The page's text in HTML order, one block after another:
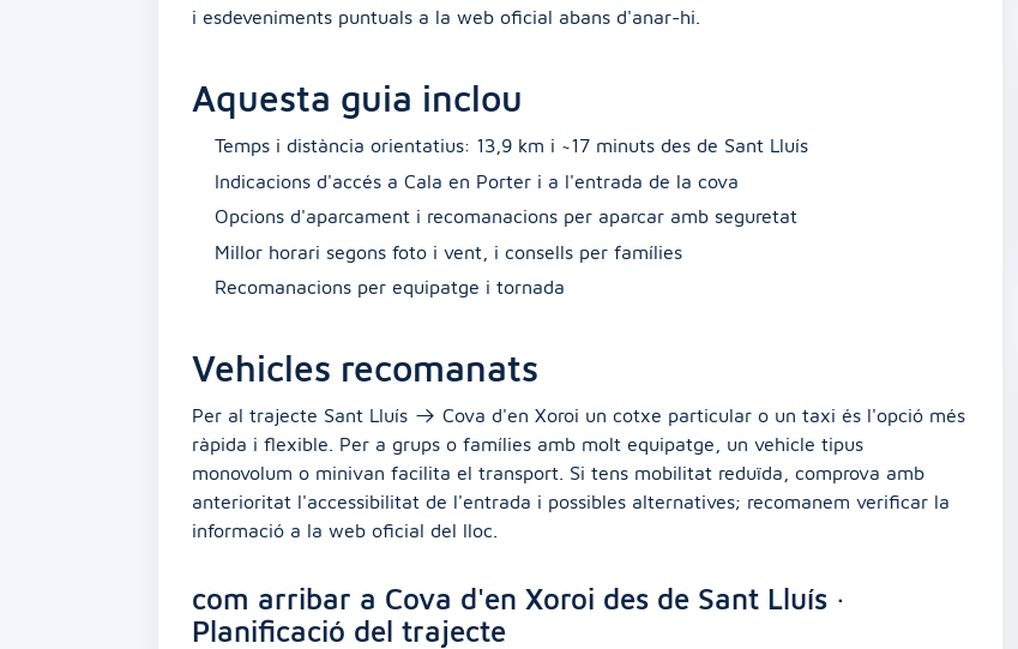
i esdeveniments puntuals a la web oficial abans d'anar-hi.
Aquesta guia inclou
Temps i distància orientatius: 13,9 km i ~17 minuts des de Sant Lluís
Indicacions d'accés a Cala en Porter i a l'entrada de la cova
Opcions d'aparcament i recomanacions per aparcar amb seguretat
Millor horari segons foto i vent, i consells per famílies
Recomanacions per equipatge i tornada
Vehicles recomanats
Per al trajecte Sant Lluís → Cova d'en Xoroi un cotxe particular o un taxi és l'opció més
ràpida i flexible. Per a grups o famílies amb molt equipatge, un vehicle tipus
monovolum o minivan facilita el transport. Si tens mobilitat reduïda, comprova amb
anterioritat l'accessibilitat de l'entrada i possibles alternatives; recomanem verificar la
informació a la web oficial del lloc.
com arribar a Cova d'en Xoroi des de Sant Lluís ·
Planificació del trajecte